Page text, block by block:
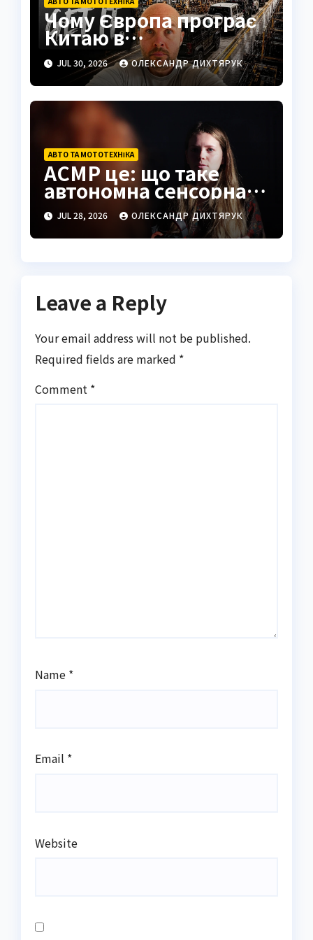
Чому Європа програє
Китаю в
електромобілях: візит
на завод BYD
JUL 30, 2026 ОЛЕКСАНДР ДИХТЯРУК
АВТО ТА МОТОТЕХНІКА
АСМР це: що таке
автономна сенсорна
меридіональна
реакція
JUL 28, 2026 ОЛЕКСАНДР ДИХТЯРУК
Leave a Reply
Your email address will not be published.
Required fields are marked *
Comment *
Name *
Email *
Website